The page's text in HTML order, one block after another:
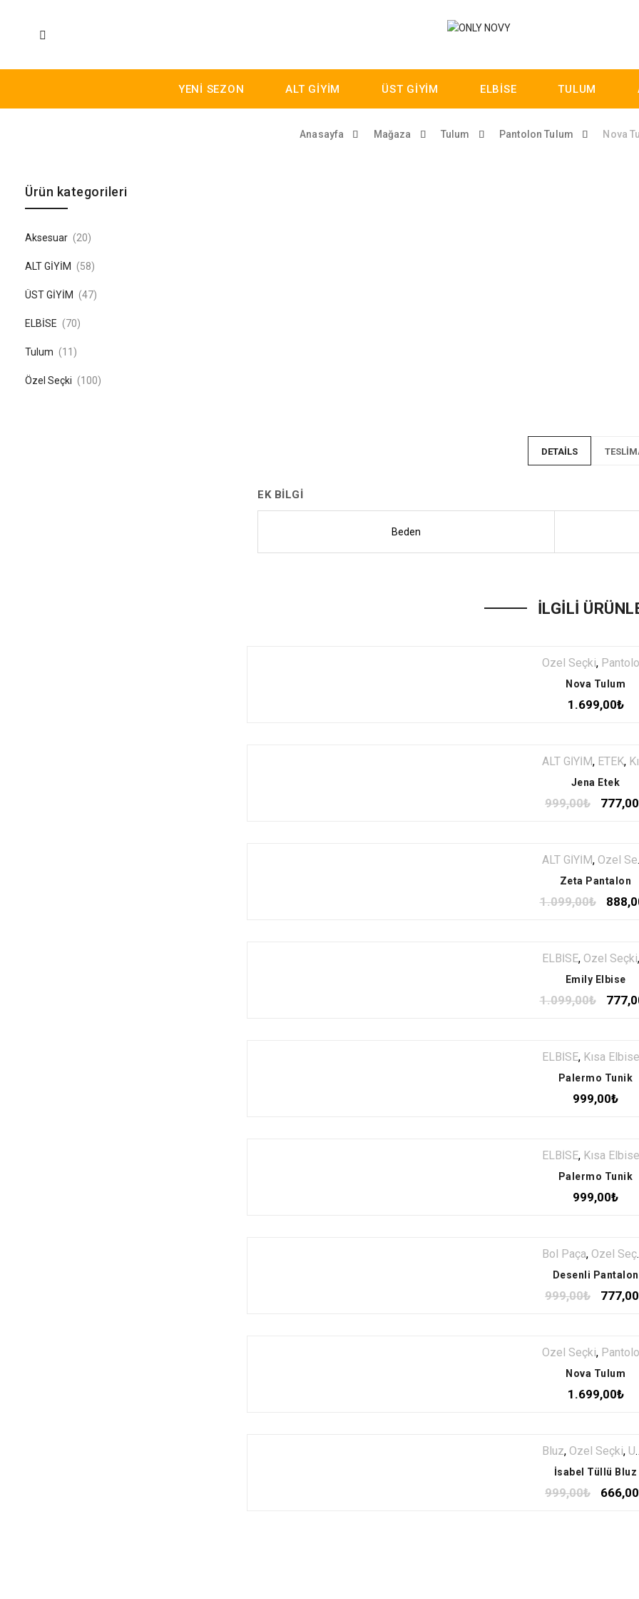
YENİ SEZON ALT GİYİM ÜST GİYİM ELBİSE TULUM
Anasayfa Mağaza Tulum Pantolon Tulum Nova
Skip to content
DETAILS
EK BILGI
Beden
İLGILI
Özel Seçki, Pantolon Tulum
Nova Tulum
1.699,00₺
ALT GİYİM, ETEK, Kısa Etek
Jena Etek
999,00₺ 777,00
ALT GİYİM, Özel Seçki
Zeta Pantalon
1.099,00₺
ELBİSE, Özel Seçki,
Emily Elbise
1.099,00₺
ELBİSE, Kısa Elbise
Palermo Tunik
999,00₺
ELBİSE, Kısa Elbise
Palermo Tunik
999,00₺
Bol Paça, Özel Seçki
Desenli Pantalon
999,00₺ 777,00
Özel Seçki, Pantolon Tulum
Nova Tulum
1.699,00₺
Bluz, Özel Seçki, ÜST GİYİM
İsabel Tüllü Bluz
999,00₺ 666,00
Ürün kategorileri
Aksesuar (20)
ALT GİYİM (58)
ÜST GİYİM (47)
ELBİSE (70)
Tulum (11)
Özel Seçki (100)